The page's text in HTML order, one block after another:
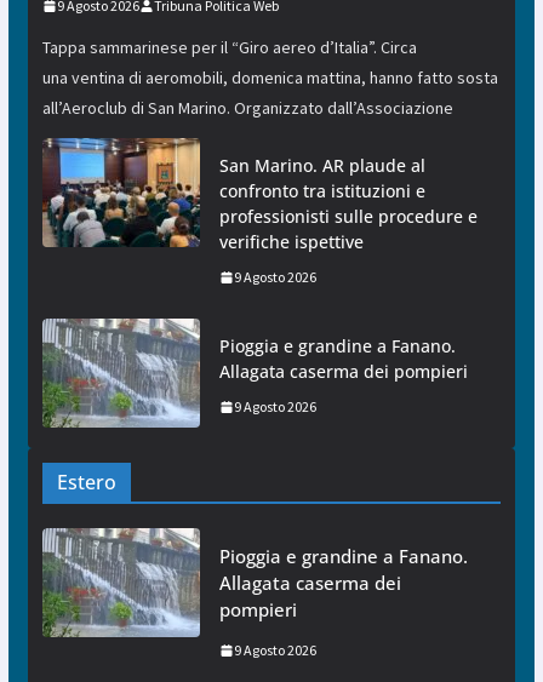
9 Agosto 2026 Tribuna Politica Web
Tappa sammarinese per il “Giro aereo d’Italia”. Circa
una ventina di aeromobili, domenica mattina, hanno fatto sosta
all’Aeroclub di San Marino. Organizzato dall’Associazione
San Marino. AR plaude al
confronto tra istituzioni e
professionisti sulle procedure e
verifiche ispettive
9 Agosto 2026
Pioggia e grandine a Fanano.
Allagata caserma dei pompieri
9 Agosto 2026
Estero
Pioggia e grandine a Fanano.
Allagata caserma dei
pompieri
9 Agosto 2026